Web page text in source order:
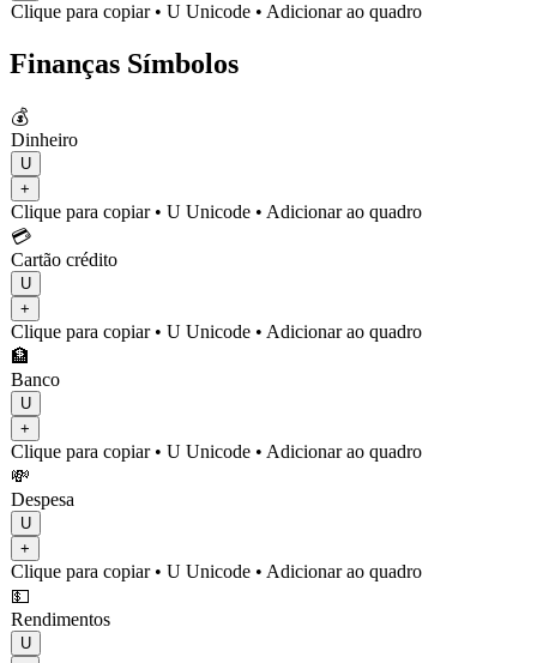
Clique para copiar• U Unicode • Adicionar ao quadro
Finanças Símbolos
💰
Dinheiro
U
+
Clique para copiar• U Unicode • Adicionar ao quadro
💳
Cartão crédito
U
+
Clique para copiar• U Unicode • Adicionar ao quadro
🏦
Banco
U
+
Clique para copiar• U Unicode • Adicionar ao quadro
💸
Despesa
U
+
Clique para copiar• U Unicode • Adicionar ao quadro
💵
Rendimentos
U